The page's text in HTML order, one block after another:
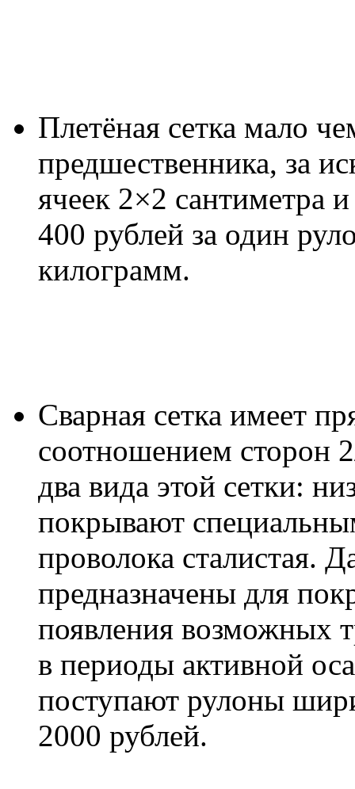
Плетёная сетка мало
предшественника, за
ячеек 2×2 сантиметра
400 рублей за один
килограмм.
Сварная сетка имеет
соотношением сторон
два вида этой сетки:
покрывают
проволока сталистая.
предназначены для
появления возможных
в периоды активной
поступают рулоны
2000 рублей.